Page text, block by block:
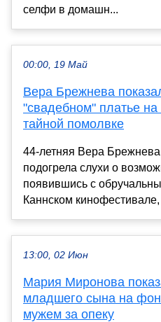
селфи в домашн...
00:00, 19 Май
Вера Брежнева
"свадебном" платье
тайной помолвке
44-летняя Вера
подогрела слухи о
появившись с
Каннском кинофестивале,
13:00, 02 Июн
Мария Миронова
младшего сына на
мужем за опеку